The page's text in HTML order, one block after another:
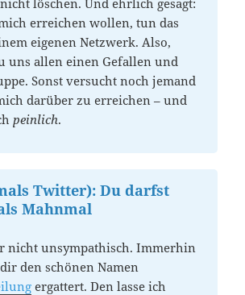
erreichen wollen, tun das
eigenen Netzwerk. Also,
uns allen einen Gefallen und
Sonst versucht noch jemand
darüber zu erreichen – und
peinlich.
Twitter): Du darfst
Mahnmal
nicht unsympathisch. Immerhin
den schönen Namen
ergattert. Den lasse ich